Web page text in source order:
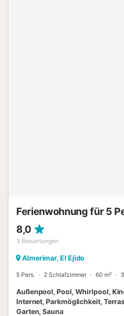
Ferienwohnung für 5
8,0
3 Bewertungen
Almerimar, El Ejido
5 Pers. 2 Schlafzimmer 60 m²
Außenpool, Pool, Whirlpool,
Internet, Parkmöglichkeit,
Garten, Sauna